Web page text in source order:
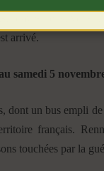
arrivé.
samedi 5
dont un bus empli de
français.
touchées par la